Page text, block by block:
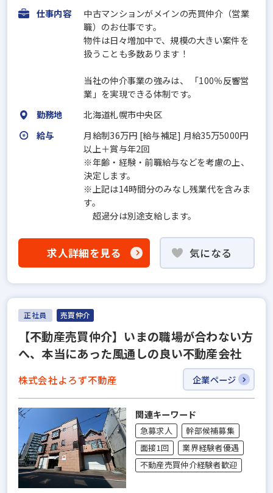
仕事内容
中古マンションがメインの売買仲介（営業
職）のお仕事です。
物件は日々増加中で、規模の大きい案件を
扱うことも多数あります！
当社の仲介事業の強みは、 「100％反響営
業」を実現できる体制です。
勤務地
北海道札幌市中央区
給与
月給制36万円 [給与補足] 月給35万5000円
以上＋賞与年2回
※年齢・経験・前職給与などを考慮の上、
決定します。
※上記は14時間分のみなし残業代を含みま
す。
超過分は別途支給します。
求人詳細を見る 気になる
正社員 売買仲介
【不動産売買仲介】いまの職場が合わない方
へ、本当にあった風通しの良い不動産会社
株式会社よろず不動産 企業ページ
関連キーワード
急募求人
幹部候補募集
面接1回
業界経験者優遇
不動産売買仲介経験者歓迎